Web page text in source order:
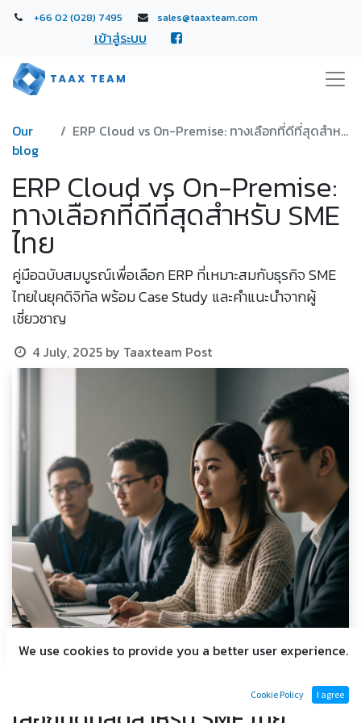
+66 02 (028) 7495 sales@taaxteam.com
เข้าสู่ระบบ
Our
blog
ERP Cloud vs On-Premise: ทางเลือกที่ดีที่สุดสำหรับ SME ไทย
ERP Cloud vs On-Premise:
ทางเลือกที่ดีที่สุดสำหรับ SME
ไทย
คู่มือฉบับสมบูรณ์เพื่อเลือก ERP ที่เหมาะสมกับธุรกิจ SME
ไทยในยุคดิจิทัล พร้อม Case Study และคำแนะนำจากผู้
เชี่ยวชาญ
4 July, 2025 by Taaxteam Post
ERP Cloud vs On-Premise: ทาง
We use cookies to provide you a better user experience.
Cookie Policy I agree